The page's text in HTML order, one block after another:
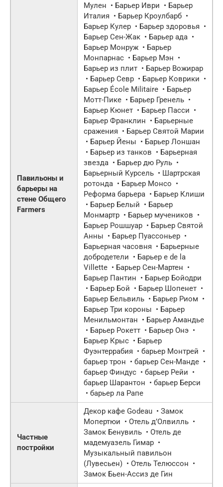
Павильоны и
барьеры на
стене Общего
Farmers
Мулен • Барьер Иври • Барьер
Италия • Барьер Кроулбарб •
Барьер Кулер • Барьер здоровья •
Барьер Сен-Жак • Барьер ада •
Барьер Монруж • Барьер
Монпарнас • Барьер Мэн •
Барьер из плит • Барьер Вожирар
• Барьер Севр • Барьер Коврики •
Барьер École Militaire • Барьер
Мотт-Пике • Барьер Гренель •
Барьер Кюнет • Барьер Пасси •
Барьер Франклин • Барьерные
сражения • Барьер Святой Марии
• Барьер Йены • Барьер Лоншан
• Барьер из танков • Барьерная
звезда • Барьер дю Руль •
Барьерный Курсель • Шартрская
ротонда • Барьер Монсо •
Реформа барьера • Барьер Клиши
• Барьер Белый • Барьер
Монмартр • Барьер мучеников •
Барьер Рошшуар • Барьер Святой
Анны • Барьер Пуассоньер •
Барьерная часовня • Барьерные
добродетели • Барьер e de la
Villette • Барьер Сен-Мартен •
Барьер Пантин • Барьер Бойодри
• Барьер Бой • Барьер Шопенет •
Барьер Бельвиль • Барьер Риом •
Барьер Три короны • Барьер
Менильмонтан • Барьер Амандье
• Барьер Рокетт • Барьер Онэ •
Барьер Крыс • Барьер
Фуэнтеррабия • барьер Монтрей •
барьер трон • барьер Сен-Манде •
барьер Финдус • барьер Рейи •
барьер Шарантон • барьер Берси
• барьер ла Рапе
Частные
постройки
Декор кафе Godeau • Замок
Мопертюи • Отель д’Олвилль •
Замок Бенувиль • Отель де
мадемуазель Гимар •
Музыкальный павильон
(Лувесьен) • Отель Телюссон •
Замок Бьен-Ассиз де Гин